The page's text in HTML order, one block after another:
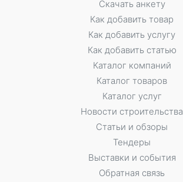
Скачать анкету
Как добавить товар
Как добавить услугу
Как добавить статью
Каталог компаний
Каталог товаров
Каталог услуг
Новости строительства
Статьи и обзоры
Тендеры
Выставки и события
Обратная связь